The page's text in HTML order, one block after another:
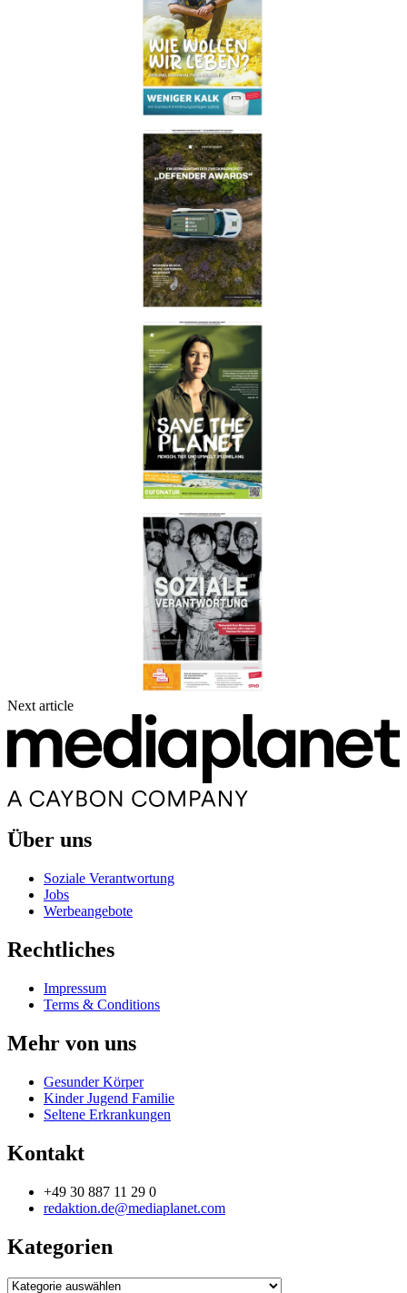
Next article
Über uns
Soziale Verantwortung
Jobs
Werbeangebote
Rechtliches
Impressum
Terms & Conditions
Mehr von uns
Gesunder Körper
Kinder Jugend Familie
Seltene Erkrankungen
Kontakt
+49 30 887 11 29 0
redaktion.de@mediaplanet.com
Kategorien
Kategorien